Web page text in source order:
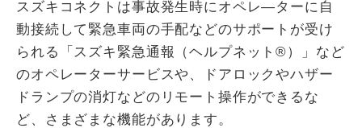
スズキコネクトは事故発生時にオペレ―ターに自
動接続して緊急車両の手配などのサポートが受け
られる「スズキ緊急通報（ヘルプネット®）」など
のオペレーターサービスや、ドアロックやハザー
ドランプの消灯などのリモート操作ができるな
ど、さまざまな機能があります。